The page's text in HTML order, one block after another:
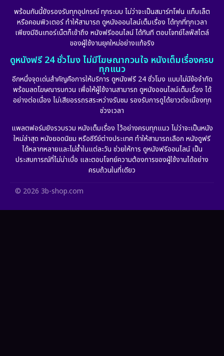
Fantasy จินตนาการ (265)
Film
Gothic (6)
HBO GO (11)
HBO Max (2)
Healing
Heist (7)
พร้อมกันนี้ยังรองรับทุกอุปกรณ์ ทุกระบบ ไม่ว่าจะเป็นสมาร์ทโฟน แท็บเล็ต
หรือคอมพิวเตอร์ ทำให้สามารถ ดูหนังออนไลน์เต็มเรื่อง ได้ทุกที่ทุกเวลา
เพียงมีอินเทอร์เน็ตก็เข้าถึง หนังฟรีออนไลน์ ได้ทันที ตอบโจทย์ไลฟ์สไตล์
ของผู้ใช้งานยุคใหม่อย่างแท้จริง
ดูหนังฟรี 24 ชั่วโมง ไม่มีโฆษณากวนใจ หนังเต็มเรื่องครบ
ทุกแนว
อีกหนึ่งจุดเด่นสำคัญคือการให้บริการ ดูหนังฟรี 24 ชั่วโมง แบบไม่มีข้อจำกัด
พร้อมลดโฆษณารบกวน เพื่อให้ผู้ใช้งานสามารถ ดูหนังออนไลน์เต็มเรื่อง ได้
อย่างต่อเนื่อง ไม่เสียอรรถรสระหว่างรับชม รองรับการดูได้ยาวต่อเนื่องทุก
ช่วงเวลา
แพลตฟอร์มยังรวบรวม หนังเต็มเรื่อง ไว้อย่างครบทุกแนว ไม่ว่าจะเป็นหนัง
ใหม่ล่าสุด หนังยอดนิยม หรือซีรีย์ต่างประเทศ ทำให้สามารถเลือก หนังดูฟรี
ได้หลากหลายและไม่ซ้ำในแต่ละวัน ช่วยให้การ ดูหนังฟรีออนไลน์ เป็น
ประสบการณ์ที่ไม่น่าเบื่อ และตอบโจทย์ความต้องการของผู้ใช้งานได้อย่าง
ครบถ้วนในที่เดียว
© 2026 3b-shop.com